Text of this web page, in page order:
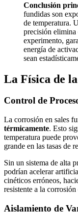
Conclusión
fundidas son
de temperatura.
precisión
experimento,
energía de
sean
La Física de
Control de
La corrosión en sales
térmicamente. Esto
temperatura puede
grande en las tasas de
Sin un sistema de alta
podrían acelerar
cinéticos erróneos,
resistente a la
Aislamiento de